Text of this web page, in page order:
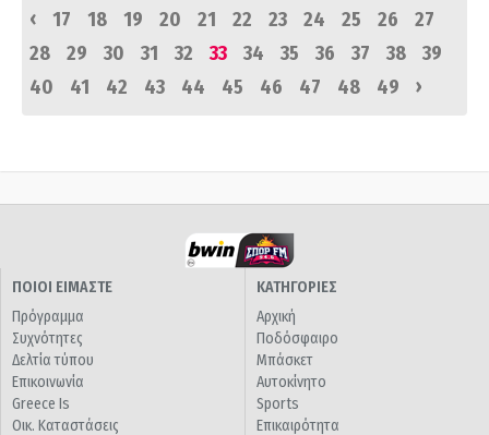
‹
17 18 19 20 21 22 23 24 25 26
27
28
29 30 31 32 33 34 35 36 37 38
39
40
41 42 43 44 45 46 47 48 49 ›
ΠΟΙΟΙ ΕΙΜΑΣΤΕ
Πρόγραμμα
Συχνότητες
Δελτία τύπου
Επικοινωνία
Greece Is
Οικ. Καταστάσεις
ΚΑΤΗΓΟΡΙΕΣ
Αρχική
Ποδόσφαιρο
Μπάσκετ
Αυτοκίνητο
Sports
Επικαιρότητα